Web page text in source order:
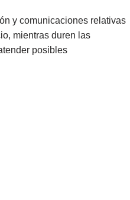
y comunicaciones relativas
mientras duren las
posibles